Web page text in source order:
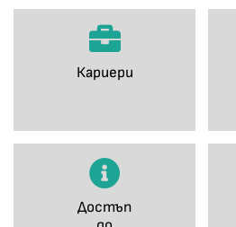
Кариери
Достъп